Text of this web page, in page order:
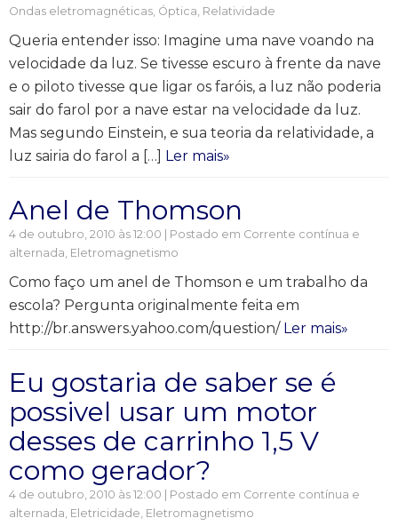
Ondas eletromagnéticas, Óptica, Relatividade
Queria entender isso: Imagine uma nave voando na
velocidade da luz. Se tivesse escuro à frente da nave
e o piloto tivesse que ligar os faróis, a luz não poderia
sair do farol por a nave estar na velocidade da luz.
Mas segundo Einstein, e sua teoria da relatividade, a
luz sairia do farol a […] Ler mais»
Anel de Thomson
4 de outubro, 2010 às 12:00 | Postado em Corrente contínua e
alternada, Eletromagnetismo
Como faço um anel de Thomson e um trabalho da
escola? Pergunta originalmente feita em
http://br.answers.yahoo.com/question/ Ler mais»
Eu gostaria de saber se é
possivel usar um motor
desses de carrinho 1,5 V
como gerador?
4 de outubro, 2010 às 12:00 | Postado em Corrente contínua e
alternada, Eletricidade, Eletromagnetismo